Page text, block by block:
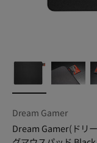
Dream Gamer
Dream Gamer(ドリ